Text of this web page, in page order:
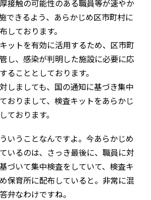
接触の可能性のある職員等が速やか
できるよう、あらかじめ区市町村に
しております。
ットを有効に活用するため、区市町
し、感染が判明した施設に必要に応
ることとしております。
しましても、国の通知に基づき集中
おりまして、検査キットをあらかじ
ております。
いうことなんですよ。今あらかじめ
いるのは、さっき最後に、職員に対
づいて集中検査をしていて、検査キ
保育所に配布していると。非常に混
弁なわけですね。